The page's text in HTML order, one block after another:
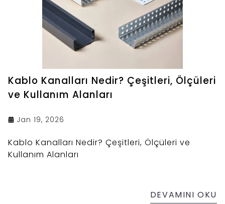
Kablo Kanalları Nedir? Çeşitleri, Ölçüleri
ve Kullanım Alanları
Jan 19, 2026
Kablo Kanalları Nedir? Çeşitleri, Ölçüleri ve
Kullanım Alanları
DEVAMINI OKU